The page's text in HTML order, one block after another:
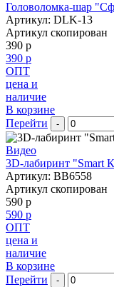
Головоломка-шар
Артикул: DLK-13
Артикул скопирован
390 р
390 р
ОПТ
цена и
наличие
В корзине
Перейти
-
Видео
3D-лабиринт "Smart
Артикул: BB6558
Артикул скопирован
590 р
590 р
ОПТ
цена и
наличие
В корзине
Перейти
-